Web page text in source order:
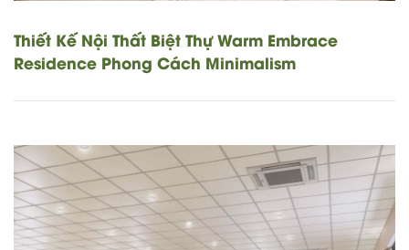
Thiết Kế Nội Thất Biệt Thự Warm Embrace
Residence Phong Cách Minimalism